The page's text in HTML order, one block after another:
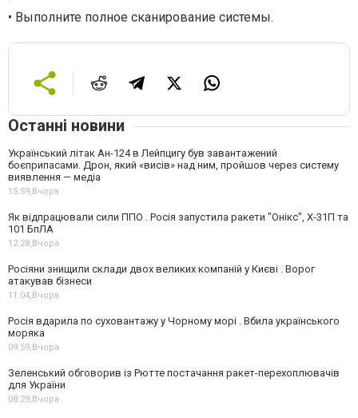
• Выполните полное сканирование системы.
Останні новини
Український літак Ан-124 в Лейпцигу був завантажений
боєприпасами. Дрон, який «висів» над ним, пройшов через систему
виявлення — медіа
15:59,Вчора
Як відпрацювали сили ППО . Росія запустила ракети "Онікс", Х-31П та
101 БпЛА
12:28,Вчора
Росіяни знищили склади двох великих компаній у Києві . Ворог
атакував бізнеси
11:04,Вчора
Росія вдарила по суховантажу у Чорному морі . Вбила українського
моряка
09:59,Вчора
Зеленський обговорив із Рютте постачання ракет-перехоплювачів
для України
08:29,Вчора